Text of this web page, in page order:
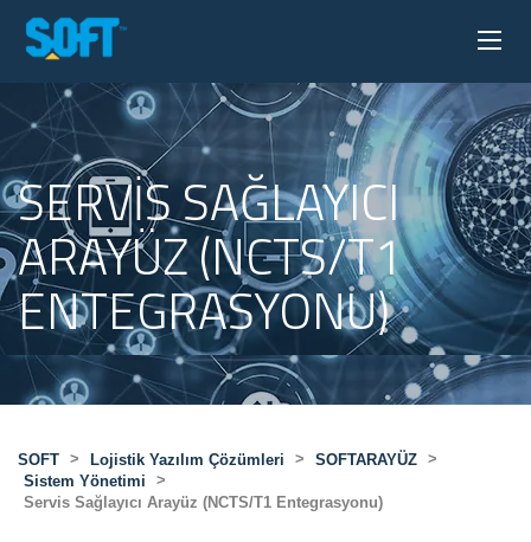
SERVIS SAĞLAYICI
ARAYÜZ (NCTS/T1
ENTEGRASYONU)
SOFT > Lojistik Yazılım Çözümleri > SOFTARAYÜZ >
Sistem Yönetimi
>
Servis Sağlayıcı Arayüz (NCTS/T1 Entegrasyonu)